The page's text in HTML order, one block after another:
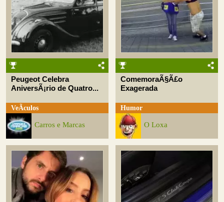
Peugeot Celebra
AniversÃ¡rio de Quatro...
VeÃ­culos
Carros e Marcas
ComemoraÃ§Ã£o
Exagerada
Humor
O Loxa